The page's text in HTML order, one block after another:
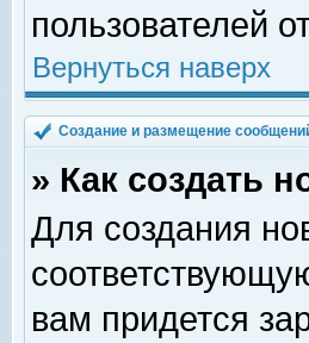
пользователей
Вернуться наверх
Создание и размещение
» Как создать
Для создания
вам придется